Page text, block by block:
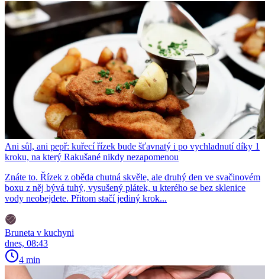
Ani sůl, ani pepř: kuřecí řízek bude šťavnatý i po vychladnutí díky 1
kroku, na který Rakušané nikdy nezapomenou
Znáte to. Řízek z oběda chutná skvěle, ale druhý den ve svačinovém
boxu z něj bývá tuhý, vysušený plátek, u kterého se bez sklenice
vody neobejdete. Přitom stačí jediný krok...
Bruneta v kuchyni
dnes, 08:43
4 min